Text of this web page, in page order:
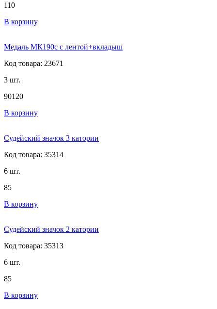
110
В корзину
Медаль МК190c с лентой+вкладыш
Код товара: 23671
3 шт.
90120
В корзину
Судейский значок 3 катории
Код товара: 35314
6 шт.
85
В корзину
Судейский значок 2 катории
Код товара: 35313
6 шт.
85
В корзину